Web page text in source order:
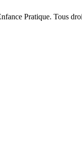
Pratique. Tous